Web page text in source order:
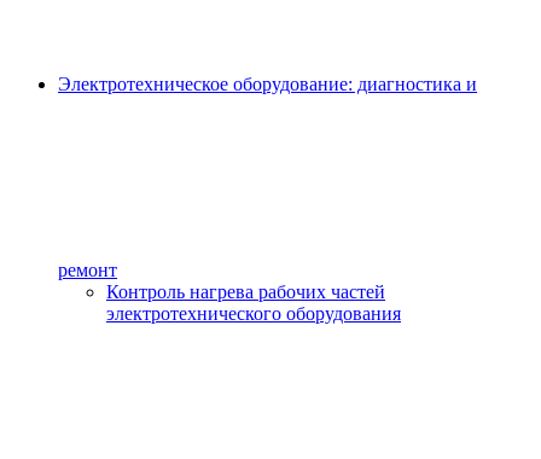
Электротехническое оборудование: диагностика и
ремонт
Контроль нагрева рабочих частей
электротехнического оборудования